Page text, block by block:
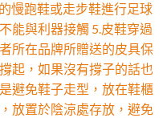
慢跑鞋或走步鞋進行足球
能與利器接觸 5.皮鞋穿過
所在品牌所贈送的皮具保
起，如果沒有撐子的話也
避免鞋子走型，放在鞋櫃
放置於陰涼處存放，避免